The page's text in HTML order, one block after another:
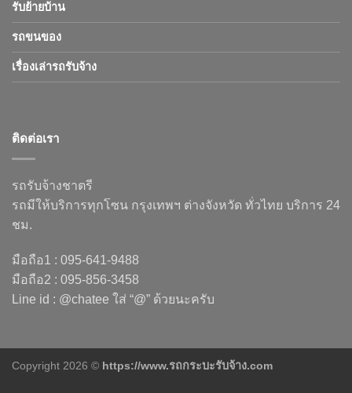
รับย้ายบ้าน
รถขนของ
เรื่องเล่ารถรับจ้าง
ติดต่อเรา
รถรับจ้างชาตรี
รถมีให้บริการทุกโซน กรุงเทพฯ ต่างจังหวัด ทั่วไทย บริการ 24
ชม.
มือถือ1 : 095-641-9488
มือถือ2 : 095-856-3458
Line id : @chatee ใส่ “@” ด้วยนะครับ
Copyright 2026 © https://www.รถกระบะรับจ้าง.com